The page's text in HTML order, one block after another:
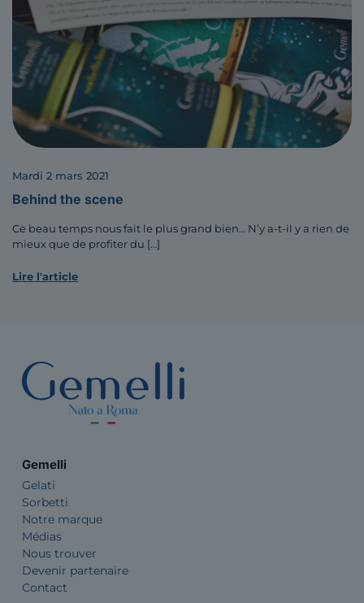
mardi 2 mars 2021
Behind the scene
Ce beau temps nous fait le plus grand bien… N’y a-t-il y a rien de
mieux que de profiter du […]
Lire l'article
Gemelli
Gelati
Sorbetti
Notre marque
Médias
Nous trouver
Devenir partenaire
Contact